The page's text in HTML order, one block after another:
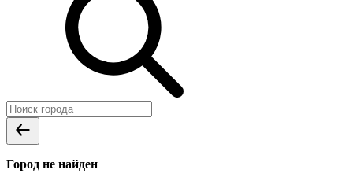
Город не найден